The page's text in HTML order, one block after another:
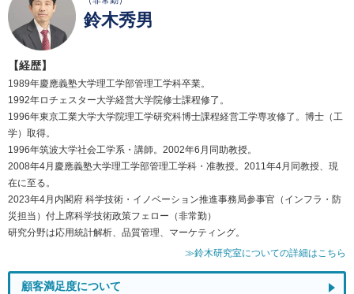
鈴木秀男
【経歴】
1989年慶應義塾大学理工学部管理工学科卒業。
1992年ロチェスター大学経営大学院修士課程修了。
1996年東京工業大学大学院理工学研究科博士課程経営工学専攻修了。博士（工
学）取得。
1996年筑波大学社会工学系・講師。2002年6月同助教授。
2008年4月慶應義塾大学理工学部管理工学科・准教授。2011年4月同教授、現
在に至る。
2023年4月内閣府 科学技術・イノベーション推進事務局参事官（インフラ・防
災担当）付上席科学技術政策フェロー（非常勤）
研究分野は応用統計解析、品質管理、マーケティング。
≫鈴木研究室についての詳細はこちら
顧客満足度について